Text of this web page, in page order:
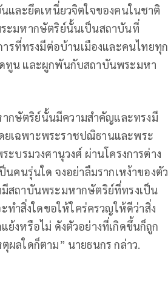
และยึดเหนี่ยวจิตใจของคนในชาติ
ะมหากษัตริย์นั้นเป็นสถาบันที่
ที่ทรงมีต่อบ้านเมืองและคนไทยทุก
ทูน และผูกพันกับสถาบันพระมหา
กษัตริย์นั้นมีความสำคัญและทรงมี
เฉพาะพระราชปณิธานและพระ
บรมวงศานุวงศ์ ผ่านโครงการต่าง
คนรุ่นใด จงอย่าลืมรากเหง้าของตัว
มีสถาบันพระมหากษัตริย์ที่ทรงเป็น
ำสิ่งใดขอให้ใคร่ครวญให้ดีว่าสิ่ง
ย้งหรือไม่ ดังตัวอย่างที่เกิดขึ้นก็ถูก
ผลใดก็ตาม” นายธนกร กล่าว.